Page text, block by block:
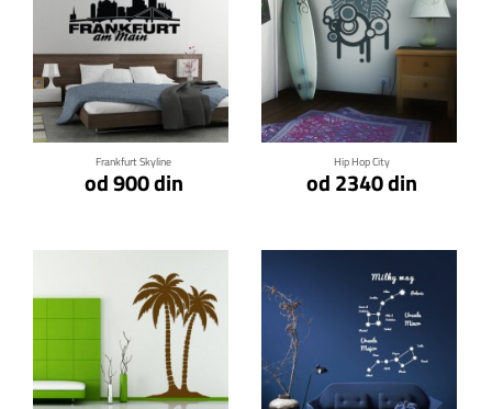
Frankfurt Skyline
od 900 din
Klikni za detalje
Hip Hop City
od 2340 din
Klikni za detalje
Klikni za detalje Klikni za detalje